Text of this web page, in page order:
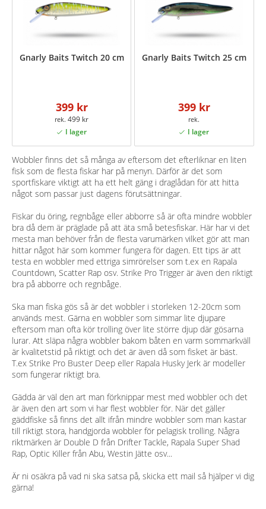
Gnarly Baits Twitch 20 cm
399 kr
499 kr
Gnarly Baits Twitch 25 cm
399 kr
Wobbler finns det så många av eftersom det efterliknar en liten
fisk som de flesta fiskar har på menyn. Därför är det som
sportfiskare viktigt att ha ett helt gäng i draglådan för att hitta
något som passar just dagens förutsättningar.
Fiskar du öring, regnbåge eller abborre så är ofta mindre wobbler
bra då dem är präglade på att äta små betesfiskar. Här har vi det
mesta man behöver från de flesta varumärken vilket gör att man
hittar något här som kommer fungera för dagen. Ett tips är att
testa en wobbler med ettriga simrörelser som t.ex en Rapala
Countdown, Scatter Rap osv. Strike Pro Trigger är även den riktigt
bra på abborre och regnbåge.
Ska man fiska gös så är det wobbler i storleken 12-20cm som
används mest. Gärna en wobbler som simmar lite djupare
eftersom man ofta kör trolling över lite större djup där gösarna
lurar. Att släpa några wobbler bakom båten en varm sommarkväll
är kvalitetstid på riktigt och det är även då som fisket är bäst.
T.ex Strike Pro Buster Deep eller Rapala Husky Jerk är modeller
som fungerar riktigt bra.
Gädda är väl den art man förknippar mest med wobbler och det
är även den art som vi har flest wobbler för. När det gäller
gäddfiske så finns det allt ifrån mindre wobbler som man kastar
till riktigt stora, handgjorda wobbler för pelagisk trolling. Några
riktmärken är Double D från Drifter Tackle, Rapala Super Shad
Rap, Optic Killer från Abu, Westin Jätte osv...
Är ni osäkra på vad ni ska satsa på, skicka ett mail så hjälper vi dig
gärna!